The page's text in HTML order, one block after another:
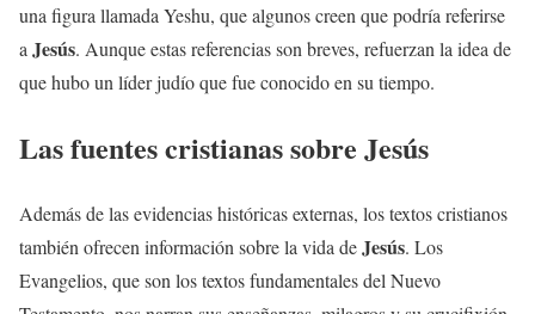
una figura llamada Yeshu, que algunos creen que podría referirse
a Jesús. Aunque estas referencias son breves, refuerzan la idea de
que hubo un líder judío que fue conocido en su tiempo.
Las fuentes cristianas sobre Jesús
Además de las evidencias históricas externas, los textos cristianos
también ofrecen información sobre la vida deJesús. Los
Evangelios, que son los textos fundamentales del Nuevo